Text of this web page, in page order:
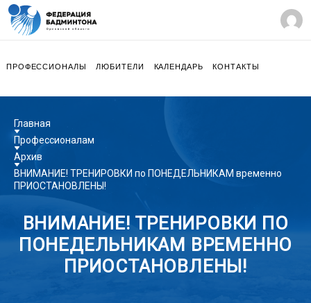
ПРОФЕССИОНАЛЫ ЛЮБИТЕЛИ КАЛЕНДАРЬ КОНТАКТЫ
Главная
Профессионалам
Архив
ВНИМАНИЕ! ТРЕНИРОВКИ по ПОНЕДЕЛЬНИКАМ временно
ПРИОСТАНОВЛЕНЫ!
ВНИМАНИЕ! ТРЕНИРОВКИ ПО
ПОНЕДЕЛЬНИКАМ ВРЕМЕННО
ПРИОСТАНОВЛЕНЫ!